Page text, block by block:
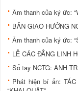
Âm thanh của ký ức:
BẢN GIAO HƯỞNG
Âm thanh của ký ức:
LỄ CÁC ĐẲNG LINH
Sổ tay NCTG: ANH
Phát hiện bí ẩn: